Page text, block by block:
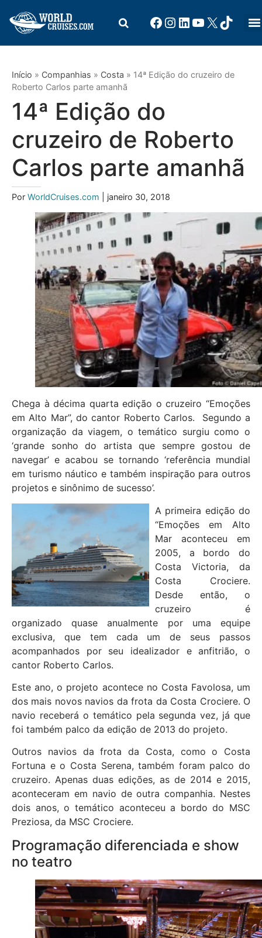
Início » Companhias » Costa » 14ª Edição do cruzeiro de
Roberto Carlos parte amanhã
14ª Edição do
cruzeiro de Roberto
Carlos parte amanhã
Por WorldCruises.com | janeiro 30, 2018
Chega à décima quarta edição o cruzeiro “Emoções
em Alto Mar”, do cantor Roberto Carlos. Segundo a
organização da viagem, o temático surgiu como o
‘grande sonho do artista que sempre gostou de
navegar’ e acabou se tornando ‘referência mundial
em turismo náutico e também inspiração para outros
projetos e sinônimo de sucesso’.
A primeira edição do
“Emoções em Alto
Mar aconteceu em
2005, a bordo do
Costa Victoria, da
Costa Crociere.
Desde então, o
cruzeiro é
organizado quase anualmente por uma equipe
exclusiva, que tem cada um de seus passos
acompanhados por seu idealizador e anfitrião, o
cantor Roberto Carlos.
Este ano, o projeto acontece no Costa Favolosa, um
dos mais novos navios da frota da Costa Crociere. O
navio receberá o temático pela segunda vez, já que
foi também palco da edição de 2013 do projeto.
Outros navios da frota da Costa, como o Costa
Fortuna e o Costa Serena, também foram palco do
cruzeiro. Apenas duas edições, as de 2014 e 2015,
aconteceram em navio de outra companhia. Nestes
dois anos, o temático aconteceu a bordo do MSC
Preziosa, da MSC Crociere.
Programação diferenciada e show
no teatro